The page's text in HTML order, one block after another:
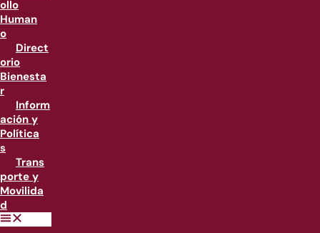
ollo
Human
o
Direct
orio
Bienesta
r
Inform
ación y
Política
s
Trans
porte y
Movilida
d